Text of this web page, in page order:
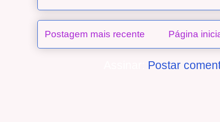
Postagem mais recente Página
Postar